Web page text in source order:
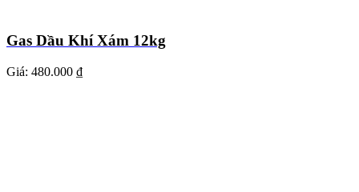
Gas Dầu Khí Xám 12kg
Giá: 480.000 ₫